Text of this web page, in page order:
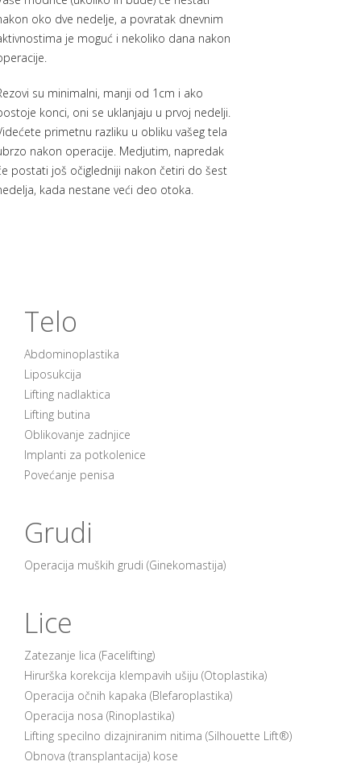
oko dve nedelje, a povratak dnevnim
je moguć i nekoliko dana nakon
su minimalni, manji od 1cm i ako
konci, oni se uklanjaju u prvoj nedelji.
primetnu razliku u obliku vašeg tela
nakon operacije. Medjutim, napredak
postati još očigledniji nakon četiri do šest
kada nestane veći deo otoka.
Telo
Abdominoplastika
Liposukcija
Lifting nadlaktica
Lifting butina
Oblikovanje zadnjice
Implanti za potkolenice
Povećanje penisa
Grudi
Operacija muških grudi (Ginekomastija)
Lice
Zatezanje lica (Facelifting)
Hirurška korekcija klempavih ušiju (Otoplastika)
Operacija očnih kapaka (Blefaroplastika)
Operacija nosa (Rinoplastika)
Lifting specilno dizajniranim nitima (Silhouette Lift®)
Obnova (transplantacija) kose